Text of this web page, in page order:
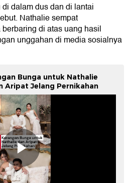
dalam dus dan di lantai
Nathalie sempat
di atas uang hasil
unggahan di media sosialnya
Bunga untuk Nathalie
Aripat Jelang Pernikahan